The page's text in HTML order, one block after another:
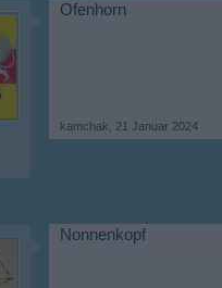
Ofenhorn
kamchak 21 Januar 2024
Nonnenkopf